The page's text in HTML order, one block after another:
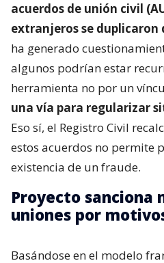
acuerdos de unión civil
extranjeros se duplicaron
ha generado
algunos podrían estar
herramienta no por un
una vía para regularizar
Eso sí, el Registro Civil
estos acuerdos no permite
existencia de un fraude.
Proyecto sanciona
uniones por
Basándose en el modelo